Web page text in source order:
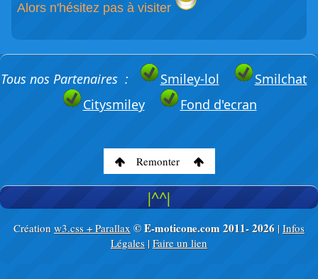
Alors n'hésitez pas à visiter
Tous nos Partenaires : Smiley-lol
Smilchat
Citysmiley
Fond d'ecran
Remonter
|^^|
Création w3.css + Parallax © E-moticone.com 2011-2026 | Infos
Légales | Faire un lien